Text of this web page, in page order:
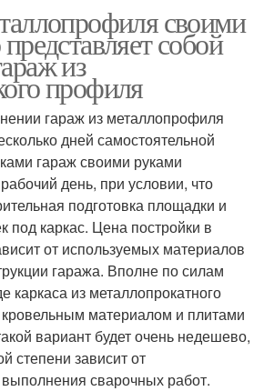
своими
собой
из
профиля
гараж из металлопрофиля
дней самостоятельной
гараж своими руками
день, при условии, что
подготовка площадки и
под каркас. Цена постройки в
от используемых материалов
гаража. Вполне по силам
каркаса из металлопрокатного
материалом и плитами
вариант будет очень недешево,
степени зависит от
сварочных работ.